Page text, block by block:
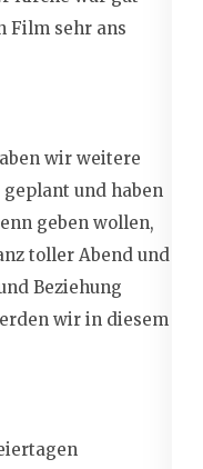
Film sehr ans
wir weitere
und haben
geben wollen,
toller Abend und
Beziehung
wir in diesem